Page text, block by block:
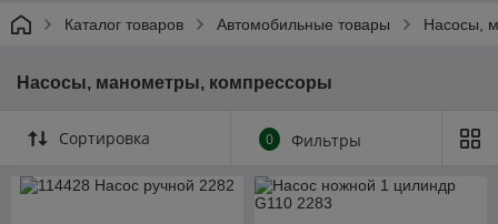
Каталог товаров Автомобильные товары Насосы,
Насосы, манометры, компрессоры
Сортировка 0 Фильтры